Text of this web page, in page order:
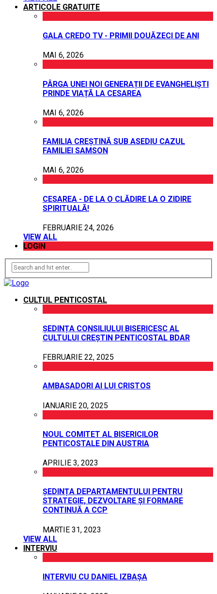
ARTICOLE GRATUITE
GALA CREDO TV - PRIMII DOUĂZECI DE ANI
MAI 6, 2026
PÂRGA UNEI NOI GENERAȚII DE EVANGHELIȘTI
PRINDE VIAȚĂ LA CESAREA
MAI 6, 2026
FAMILIA CREȘTINĂ SUB ASEDIU CAZUL
FAMILIEI SAMSON
MAI 6, 2026
CESAREA - DE LA O CLĂDIRE LA O ZIDIRE
SPIRITUALĂ!
FEBRUARIE 24, 2026
VIEW ALL
LOGIN
CULTUL PENTICOSTAL
ȘEDINȚA CONSILIULUI BISERICESC AL
CULTULUI CREȘTIN PENTICOSTAL BDAR
FEBRUARIE 22, 2025
AMBASADORI AI LUI CRISTOS
IANUARIE 20, 2025
NOUL COMITET AL BISERICILOR
PENTICOSTALE DIN AUSTRIA
APRILIE 3, 2023
ȘEDINȚA DEPARTAMENTULUI PENTRU
STRATEGIE, DEZVOLTARE ȘI FORMARE
CONTINUĂ A CCP
MARTIE 31, 2023
VIEW ALL
INTERVIU
INTERVIU CU DANIEL IZBAȘA